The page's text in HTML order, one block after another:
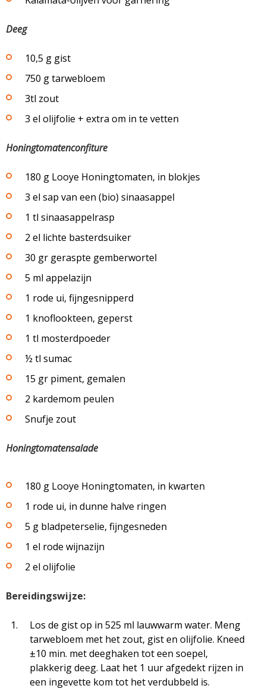
Deeg
10,5 g gist
750 g tarwebloem
3tl zout
3 el olijfolie + extra om in te vetten
Honingtomatenconfiture
180 g Looye Honingtomaten, in blokjes
3 el sap van een (bio) sinaasappel
1 tl sinaasappelrasp
2 el lichte basterdsuiker
30 gr geraspte gemberwortel
5 ml appelazijn
1 rode ui, fijngesnipperd
1 knoflookteen, geperst
1 tl mosterdpoeder
½ tl sumac
15 gr piment, gemalen
2 kardemom peulen
Snufje zout
Honingtomatensalade
180 g Looye Honingtomaten, in kwarten
1 rode ui, in dunne halve ringen
5 g bladpeterselie, fijngesneden
1 el rode wijnazijn
2 el olijfolie
Bereidingswijze:
Los de gist op in 525 ml lauwwarm water. Meng
tarwebloem met het zout, gist en olijfolie. Kneed
±10 min. met deeghaken tot een soepel,
plakkerig deeg. Laat het 1 uur afgedekt rijzen in
een ingevette kom tot het verdubbeld is.